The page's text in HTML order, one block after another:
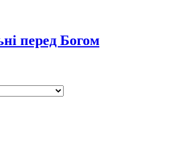
перед Богом